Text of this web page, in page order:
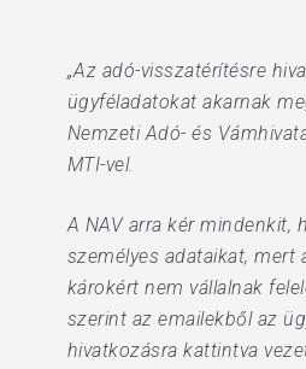
„Az adó-visszatérítésre
ügyféladatokat akarnak
Nemzeti Adó- és
MTI-vel.
A NAV arra kér mindenkit,
személyes adataikat, mert
károkért nem vállalnak
szerint az emailekből az
hivatkozásra kattintva